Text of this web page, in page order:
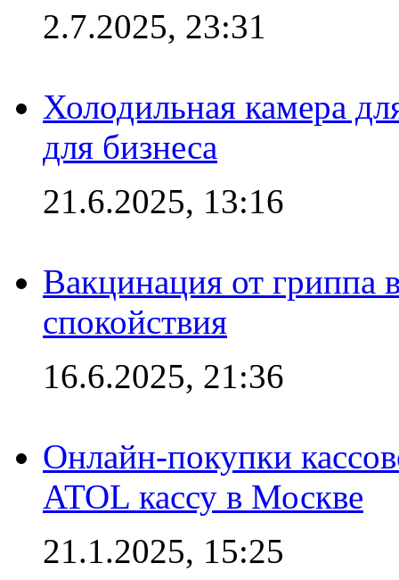
2.7.2025, 23:31
Холодильная камера
для бизнеса
21.6.2025, 13:16
Вакцинация от гриппа
спокойствия
16.6.2025, 21:36
Онлайн-покупки
ATOL кассу в Москве
21.1.2025, 15:25